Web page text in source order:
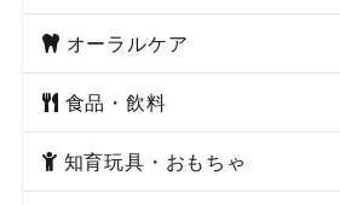
オーラルケア
食品・飲料
知育玩具・おもちゃ